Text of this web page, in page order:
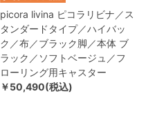
picora livina ピコラリビナ／ス
タンダードタイプ／ハイバッ
ク／布／ブラック脚／本体 ブ
ラック／ソフトベージュ／フ
ローリング用キャスター
￥50,490(税込)